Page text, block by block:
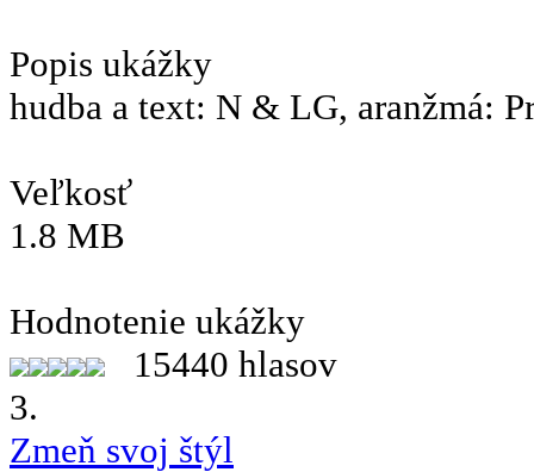
Popis ukážky
hudba a text: N & LG, aranžmá:
Veľkosť
1.8 MB
Hodnotenie ukážky
15440 hlasov
3.
Zmeň svoj štýl